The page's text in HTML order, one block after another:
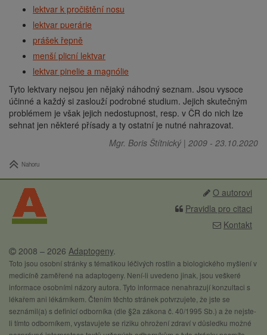
lektvar k pročištění nosu
lektvar puerárie
prášek řepně
menší plicní lektvar
lektvar pinelie a magnólie
Tyto lektvary nejsou jen nějaký náhodný seznam. Jsou vysoce
účinné a každý si zaslouží podrobné studium. Jejich skutečným
problémem je však jejich nedostupnost, resp. v ČR do nich lze
sehnat jen některé přísady a ty ostatní je nutné nahrazovat.
Mgr. Boris Štítnický | 2009 - 23.10.2020
Nahoru
O autorovi
Pravidla pro citaci
Kontakt
2008 – 2026 Adaptogeny.
Toto jsou osobní stránky s tématikou léčivých rostlin a biologického myšlení v
medicíně zaměřené na adaptogeny. Není-li uvedeno jinak, jsou veškeré
informace osobními názory autora. Tyto informace nenahrazují konzultaci s
lékařem ani lékárníkem. Čtením těchto stránek potvrzujete, že jste se
seznámil(a) s definicí odborníka (dle §2a zákona č. 40/1995 Sb.) a že nejste-
li tímto odborníkem, vystavujete se riziku ohrožení zdraví v důsledku možné